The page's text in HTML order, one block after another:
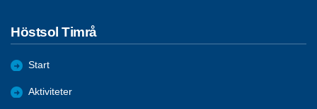
Höstsol Timrå
Start
Aktiviteter